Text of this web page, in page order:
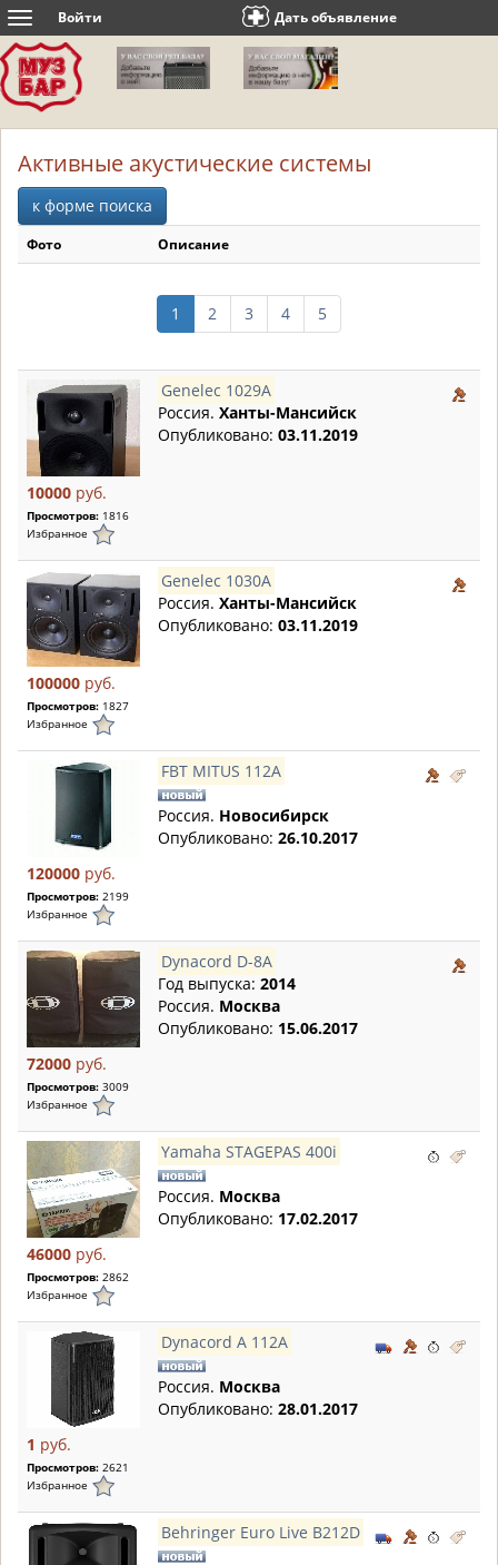
Toggle
navigation
Войти Дать объявление
Активные акустические системы
к форме поиска
Фото Описание
1 2 3 4 5
10000 руб.
Просмотров: 1816
Избранное
Genelec 1029А
Россия. Ханты-Мансийск
Опубликовано: 03.11.2019
100000 руб.
Просмотров: 1827
Избранное
Genelec 1030A
Россия. Ханты-Мансийск
Опубликовано: 03.11.2019
120000 руб.
Просмотров: 2199
Избранное
FBT MITUS 112A
Россия. Новосибирск
Опубликовано: 26.10.2017
72000 руб.
Просмотров: 3009
Избранное
Dynacord D-8A
Год выпуска: 2014
Россия. Москва
Опубликовано: 15.06.2017
46000 руб.
Просмотров: 2862
Избранное
Yamaha STAGEPAS 400i
Россия. Москва
Опубликовано: 17.02.2017
1 руб.
Просмотров: 2621
Избранное
Dynacord A 112A
Россия. Москва
Опубликовано: 28.01.2017
Behringer Euro Live B212D